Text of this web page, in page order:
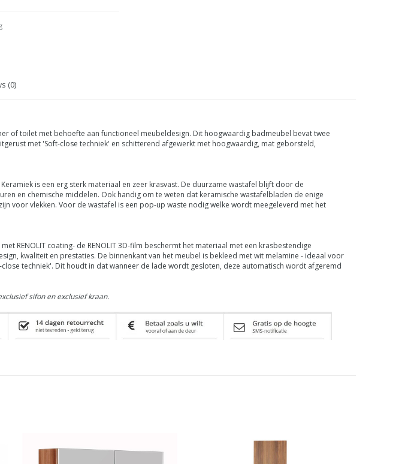
(0)
of toilet met behoefte aan functioneel meubeldesign. Dit hoogwaardig badmeubel bevat twee
met 'Soft-close techniek' en schitterend afgewerkt met hoogwaardig, mat geborsteld,
is een erg sterk materiaal en zeer krasvast. De duurzame wastafel blijft door de
en chemische middelen. Ook handig om te weten dat keramische wastafelbladen de enige
voor vlekken. Voor de wastafel is een pop-up waste nodig welke wordt meegeleverd met het
RENOLIT coating- de RENOLIT3D-film beschermt het materiaal met een krasbestendige
kwaliteit en prestaties. De binnenkant van het meubel is bekleed met wit melamine - ideaal voor
techniek'. Dit houdt in dat wanneer de lade wordt gesloten, deze automatisch wordt afgeremd
sifon en exclusief kraan.